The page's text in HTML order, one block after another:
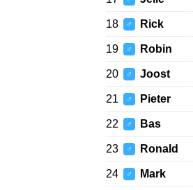
18 ♂ Rick
19 ♂ Robin
20 ♂ Joost
21 ♂ Pieter
22 ♂ Bas
23 ♂ Ronald
24 ♂ Mark